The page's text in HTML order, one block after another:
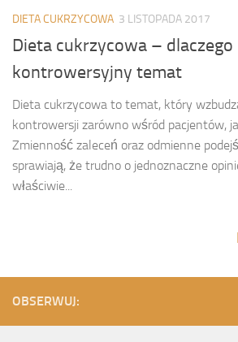
DIETA CUKRZYCOWA 3 LISTOPADA 2017
Dieta cukrzycowa – dlaczego
kontrowersyjny temat
Dieta cukrzycowa to temat, który
kontrowersji zarówno wśród pacjentów,
Zmienność zaleceń oraz odmienne
sprawiają, że trudno o jednoznaczne
właściwie...
OBSERWUJ: